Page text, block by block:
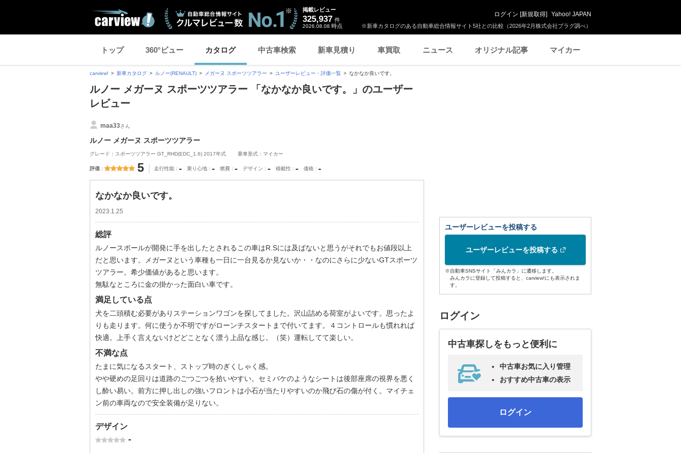
※新車カタログのある自動車総合情報サイト5社との比較（2026年2月株式会社プラグ調べ）
掲載レビュー
325,937 件
2026.08.08 時点
ログイン [新規取得] Yahoo! JAPAN
トップ 360°ビュー カタログ 中古車検索 新車見積り 車買取 ニュース オリジナル記事 マイカー
carview! 新車カタログ ルノー(RENAULT) メガーヌ スポーツツアラー ユーザーレビュー・評価一覧 なかなか良いです。
ルノー メガーヌ スポーツツアラー 「なかなか良いです。」のユーザー
レビュー
maa33さん
ルノー メガーヌ スポーツツアラー
グレード：スポーツツアラー GT_RHD(EDC_1.6) 2017年式 乗車形式：マイカー
評価 5 走行性能 - 乗り心地 - 燃費 - デザイン - 積載性 - 価格 -
なかなか良いです。
2023.1.25
総評
ルノースポールが開発に手を出したとされるこの車はR.Sには及ばないと思うがそれでもお値段以上
だと思います。メガーヌという車種も一日に一台見るか見ないか・・なのにさらに少ないGTスポーツ
ツアラー。希少価値があると思います。
無駄なところに金の掛かった面白い車です。
満足している点
犬を二頭積む必要がありステーションワゴンを探してました。沢山詰める荷室がよいです。思ったよ
りも走ります。何に使うか不明ですがローンチスタートまで付いてます。４コントロールも慣れれば
快適。上手く言えないけどどことなく漂う上品な感じ。（笑）運転してて楽しい。
不満な点
たまに気になるスタート、ストップ時のぎくしゃく感。
やや硬めの足回りは道路のごつごつを拾いやすい。セミバケのようなシートは後部座席の視界を悪く
し酔い易い。前方に押し出しの強いフロントは小石が当たりやすいのか飛び石の傷が付く。マイチェ
ン前の車両なので安全装備が足りない。
デザイン
-
ユーザーレビューを投稿する
ユーザーレビューを投稿する
※自動車SNSサイト「みんカラ」に遷移します。
みんカラに登録して投稿すると、carview!にも表示されま
す。
ログイン
中古車探しをもっと便利に
中古車お気に入り管理
おすすめ中古車の表示
ログイン